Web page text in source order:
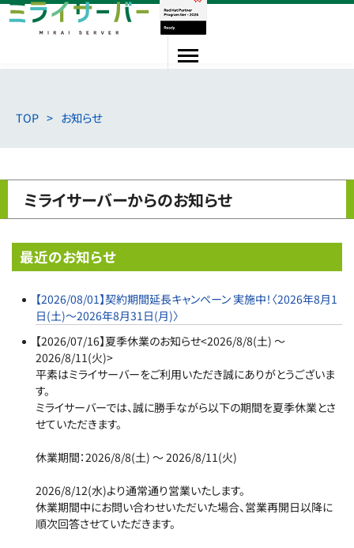
お問い合わせ
【平日】 9:00～12:00 / 13:00～17:00
TOP お知らせ
ミライサーバーからのお知らせ
最近のお知らせ
【2026/08/01】契約期間延長キャンペーン 実施中！〈2026年8月1
日(土)～2026年8月31日(月)〉
【2026/07/16】夏季休業のお知らせ<2026/8/8(土) ～
2026/8/11(火)>
平素はミライサーバーをご利用いただき誠にありがとうございま
す。
ミライサーバーでは、誠に勝手ながら以下の期間を夏季休業とさ
せていただきます。
休業期間：2026/8/8(土) ～ 2026/8/11(火)
2026/8/12(水)より通常通り営業いたします。
休業期間中にお問い合わせいただいた場合、営業再開日以降に
順次回答させていただきます。